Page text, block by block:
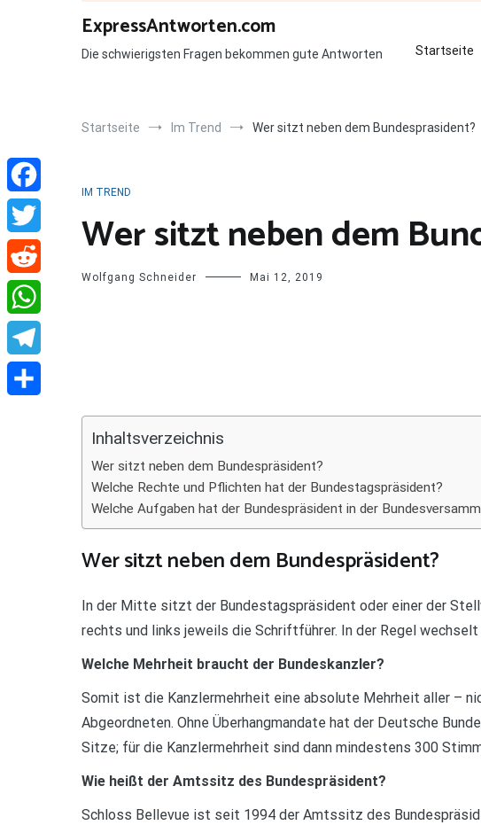
ExpressAntworten.com
Die schwierigsten Fragen bekommen gute Antworten Startseite
Startseite Im Trend Wer sitzt neben dem Bundesprasident?
IM TREND
Wer sitzt neben dem
Wolfgang Schneider Mai 12, 2019
Inhaltsverzeichnis
Wer sitzt neben dem Bundespräsident?
Welche Rechte und Pflichten hat der Bundestagspräsident?
Welche Aufgaben hat der Bundespräsident in der
Wer sitzt neben dem Bundespräsident?
In der Mitte sitzt der Bundestagspräsident oder einer der
rechts und links jeweils die Schriftführer. In der Regel
Welche Mehrheit braucht der Bundeskanzler?
Somit ist die Kanzlermehrheit eine absolute Mehrheit aller –
Abgeordneten. Ohne Überhangmandate hat der Deutsche
Sitze; für die Kanzlermehrheit sind dann mindestens 300
Wie heißt der Amtssitz des Bundespräsident?
Schloss Bellevue ist seit 1994 der Amtssitz des
Facebook
Twitter
Reddit
WhatsApp
Telegram